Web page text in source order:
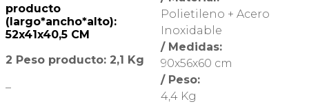
producto
(largo*ancho*alto):
52x41x40,5 CM
2 Peso producto: 2,1 Kg
–
Polietileno + Acero
Inoxidable
/ Medidas:
90x56x60 cm
/ Peso:
4,4 Kg